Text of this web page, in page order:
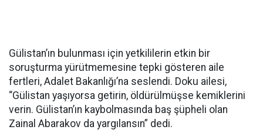
Gülistan’ın bulunması için yetkililerin etkin bir
soruşturma yürütmemesine tepki gösteren aile
fertleri, Adalet Bakanlığı’na seslendi. Doku ailesi,
“Gülistan yaşıyorsa getirin, öldürülmüşse kemiklerini
verin. Gülistan’ın kaybolmasında baş şüpheli olan
Zainal Abarakov da yargılansın” dedi.